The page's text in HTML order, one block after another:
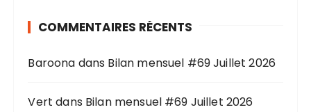
e
o
COMMENTAIRES RÉCENTS
Baroona dans Bilan mensuel #69 Juillet 2026
Vert dans Bilan mensuel #69 Juillet 2026